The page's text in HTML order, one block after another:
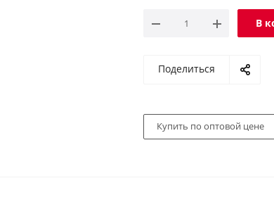
В
Поделиться
Купить по оптовой цене